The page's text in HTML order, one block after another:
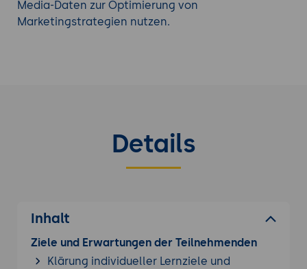
Media-Daten zur Optimierung von
Marketingstrategien nutzen.
Details
Inhalt
Ziele und Erwartungen der Teilnehmenden
Klärung individueller Lernziele und